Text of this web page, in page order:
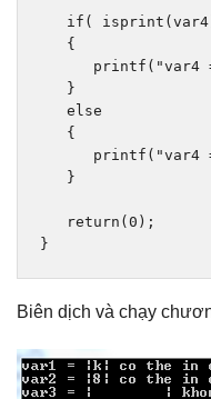
if ( isprint ( var4
{
      printf
( "var4
}
else
{
      printf
( "var4
}
return ( 0 );
}
Biên dịch và chạy